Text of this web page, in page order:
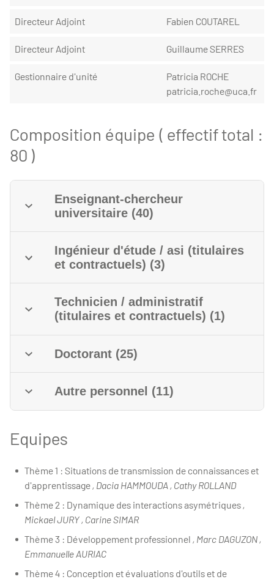
Directeur Adjoint Fabien COUTAREL
Directeur Adjoint Guillaume SERRES
Gestionnaire d'unité
Patricia ROCHE
patricia.roche@uca.fr
Composition équipe ( effectif total :
80 )
Enseignant-chercheur
universitaire (40)
Ingénieur d'étude / asi (titulaires
et contractuels) (3)
Technicien / administratif
(titulaires et contractuels) (1)
Doctorant (25)
Autre personnel (11)
Equipes
Thème 1 : Situations de transmission de connaissances et
d'apprentissage , Dacia HAMMOUDA , Cathy ROLLAND
Thème 2 : Dynamique des interactions asymétriques ,
Mickael JURY , Carine SIMAR
Thème 3 : Développement professionnel , Marc DAGUZON ,
Emmanuelle AURIAC
Thème 4 : Conception et évaluations d'outils et de